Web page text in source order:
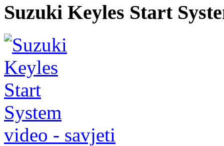
Suzuki Keyles Start
video - savjeti